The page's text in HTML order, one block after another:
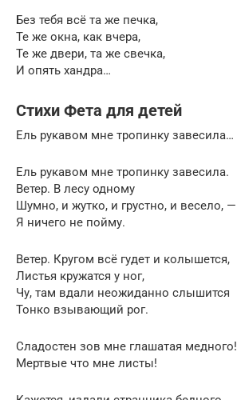
Без тебя всё та же печка,
Те же окна, как вчера,
Те же двери, та же свечка,
И опять хандра…
Стихи Фета для детей
Ель рукавом мне тропинку завесила…
Ель рукавом мне тропинку завесила.
Ветер. В лесу одному
Шумно, и жутко, и грустно, и весело, —
Я ничего не пойму.
Ветер. Кругом всё гудет и колышется,
Листья кружатся у ног,
Чу, там вдали неожиданно слышится
Тонко взывающий рог.
Сладостен зов мне глашатая медного!
Мертвые что мне листы!